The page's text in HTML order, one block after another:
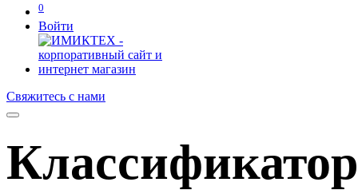
0
Войти
Свяжитесь с нами
Классификатор